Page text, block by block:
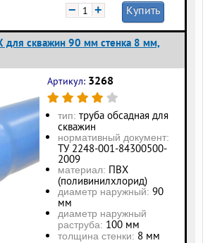
− + Купить
для скважин 90 мм стенка 8 мм,
Артикул: 3268
тип: труба обсадная для
скважин
нормативный документ:
ТУ 2248-001-84300500-
2009
материал: ПВХ
(поливинилхлорид)
диаметр наружный: 90
мм
диаметр наружный
раструба: 100 мм
толщина стенки: 8 мм